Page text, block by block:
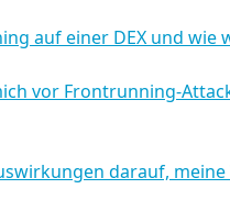
auf einer DEX und wie
vor Frontrunning-
darauf,